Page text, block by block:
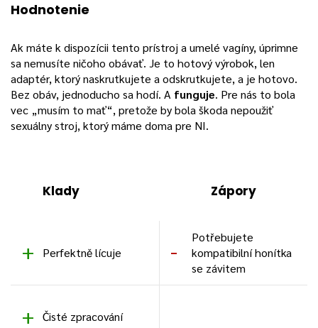
Hodnotenie
Ak máte k dispozícii tento prístroj a umelé vagíny, úprimne
sa nemusíte ničoho obávať. Je to hotový výrobok, len
adaptér, ktorý naskrutkujete a odskrutkujete, a je hotovo.
Bez obáv, jednoducho sa hodí. A funguje. Pre nás to bola
vec „musím to mať“, pretože by bola škoda nepoužiť
sexuálny stroj, ktorý máme doma pre NI.
Klady Zápory
Perfektně lícuje
Potřebujete
kompatibilní honítka
se závitem
Čisté zpracování